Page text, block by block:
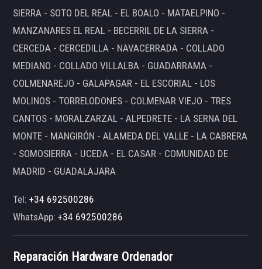
SIERRA - SOTO DEL REAL - EL BOALO - MATAELPINO -
MANZANARES EL REAL - BECERRIL DE LA SIERRA -
CERCEDA - CERCEDILLA - NAVACERRADA - COLLADO
MEDIANO - COLLADO VILLALBA - GUADARRAMA -
COLMENAREJO - GALAPAGAR - EL ESCORIAL - LOS
MOLINOS - TORRELODONES - COLMENAR VIEJO - TRES
CANTOS - MORALZARZAL - ALPEDRETE - LA SERNA DEL
MONTE - MANGIRÓN - ALAMEDA DEL VALLE - LA CABRERA
- SOMOSIERRA - UCEDA - EL CASAR - COMUNIDAD DE
MADRID - GUADALAJARA
Tel:+34 692500286
WhatsApp:+34 692500286
Reparación Hardware Ordenador